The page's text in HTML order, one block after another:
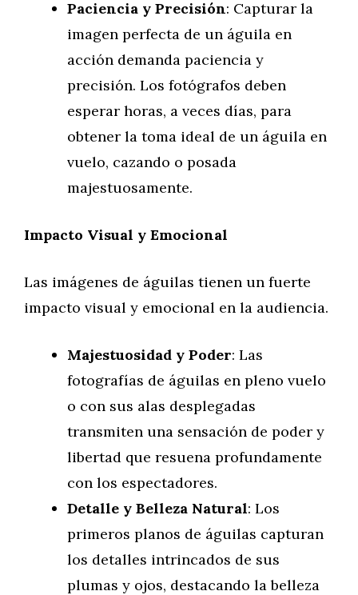
Paciencia y Precisión: Capturar la
imagen perfecta de un águila en
acción demanda paciencia y
precisión. Los fotógrafos deben
esperar horas, a veces días, para
obtener la toma ideal de un águila en
vuelo, cazando o posada
majestuosamente.
Impacto Visual y Emocional
Las imágenes de águilas tienen un fuerte
impacto visual y emocional en la audiencia.
Majestuosidad y Poder: Las
fotografías de águilas en pleno vuelo
o con sus alas desplegadas
transmiten una sensación de poder y
libertad que resuena profundamente
con los espectadores.
Detalle y Belleza Natural: Los
primeros planos de águilas capturan
los detalles intrincados de sus
plumas y ojos, destacando la belleza